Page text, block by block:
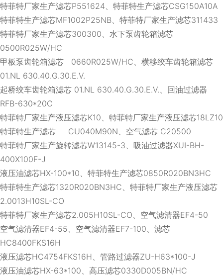
特菲特厂家生产滤芯P551624、特菲特生产滤芯CSG150A10A
特菲特生产滤芯MF1002P25NB、特菲特厂家生产滤芯311433
特菲特厂家生产滤芯300300、水下泵齿轮箱滤芯
0500R025W/HC
甲板泵齿轮箱滤芯 0660R025W/HC、横移绞车齿轮箱滤芯
01.NL 630.40.G.30.E.V.
起桥绞车齿轮箱滤芯 01.NL 630.40.G.30.E.V.、回油过滤器
RFB-630*20C
特菲特厂家生产液压滤芯K10、特菲特厂家生产液压滤芯18LZ10
特菲特生产滤芯 CU040M90N、空气滤芯 C20500
特菲特厂家生产旋转滤芯W13145-3、吸油过滤器XUI-BH-
400X100F-J
液压油滤芯HX-100*10、特菲特生产滤芯0850R020BN3HC
特菲特生产滤芯1320R020BN3HC、特菲特厂家生产液压滤芯
2.0013H10SL-CO
特菲特厂家生产滤芯2.005H10SL-CO、空气滤清器EF4-50
空气滤清器EF4-55、空气滤清器EF7-100、滤芯
HC8400FKS16H
液压滤芯HC4754FKS16H、管路过滤器ZU-H63*100-J
液压油滤芯HX-63*100、高压滤芯0330D005BN/HC